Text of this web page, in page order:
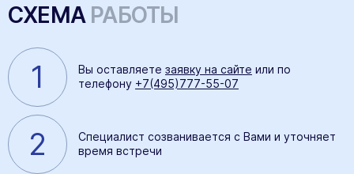
СХЕМАРАБОТЫ
1 Вы оставляете заявку на сайте или по
телефону +7(495)777-55-07
2
Специалист созванивается с Вами и уточняет
время встречи